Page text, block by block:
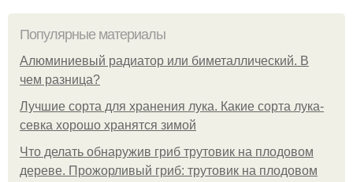
Популярные материалы
Алюминиевый радиатор или биметаллический. В
чем разница?
Лучшие сорта для хранения лука. Какие сорта лука-
севка хорошо хранятся зимой
Что делать обнаружив гриб трутовик на плодовом
дереве. Прожорливый гриб: трутовик на плодовом